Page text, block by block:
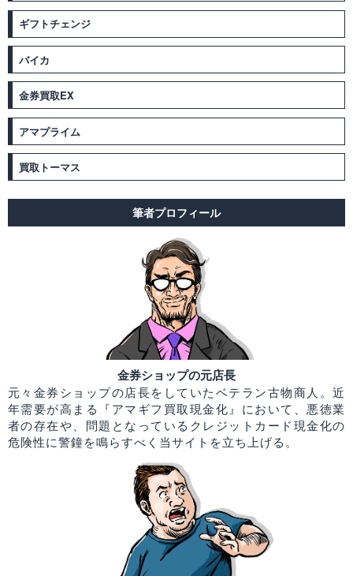
ギフトチェンジ
バイカ
金券買取EX
アマプライム
買取トーマス
筆者プロフィール
金券ショップの元店長
元々金券ショップの店長をしていたベテラン古物商人。近
年需要が高まる『アマギフ買取現金化』において、悪徳業
者の存在や、問題となっているクレジットカード現金化の
危険性に警鐘を鳴らすべく当サイトを立ち上げる。